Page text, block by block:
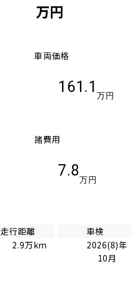
万円
車両価格
161.1
万円
諸費用
7.8
万円
走行距離
2.9万km
車検
2026(8)年
10月